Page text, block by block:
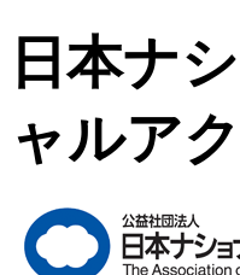
日本ナ
ャルア